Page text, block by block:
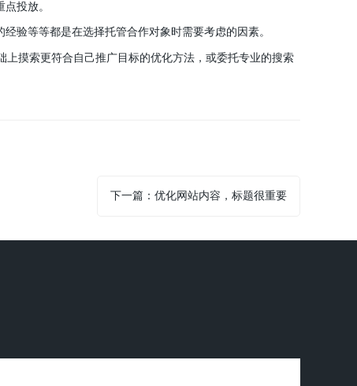
投放。
验等等都是在选择托管合作对象时需要考虑的因素。
摸索更符合自己推广目标的优化方法，或委托专业的搜索
下一篇：优化网站内容，标题很重要